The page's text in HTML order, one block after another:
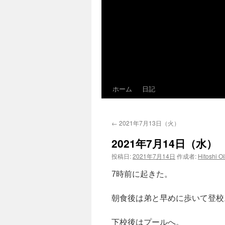
ホーム 日記
← 2021年7月13日（火）
2021年7月14日（水）
投稿日:2021年7月14日 作成者: Hitoshi
7時前に起きた。
朝食後は弟と早めに歩いて登校
下校後はプールへ。